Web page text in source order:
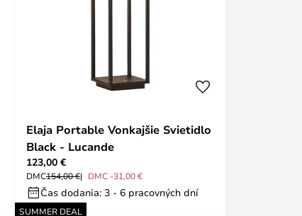
Elaja Portable Vonkajšie Svietidlo
Black - Lucande
123,00 €
DMC154,00 € DMC -31,00 €
Čas dodania: 3 - 6 pracovných dní
SUMMER DEAL